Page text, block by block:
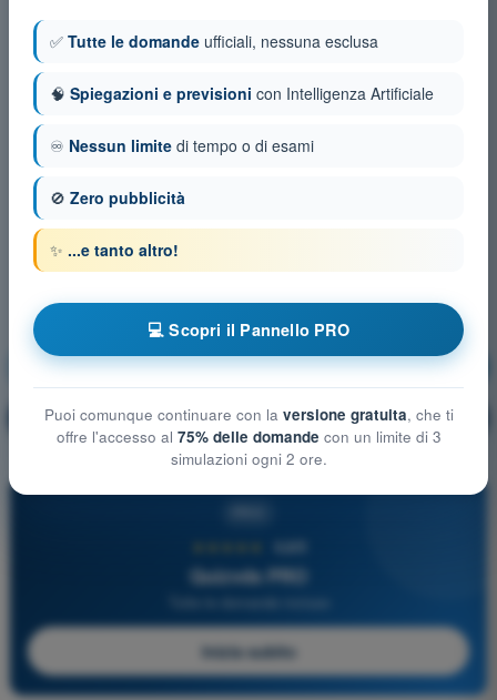
Meteorologia Allenamento!
🔒 PRO Spiegazione domanda
4,6/5
Quizvds PRO
Inizia subito
✅ Tutte le domande ufficiali, nessuna esclusa
🧠 Spiegazioni e previsioni con Intelligenza Artificiale
♾️ Nessun limite di tempo o di esami
🚫 Zero pubblicità
✨ ...e tanto altro!
💻 Scopri il Pannello PRO
Puoi comunque continuare con la versione gratuita, che ti
offre l'accesso al 75% delle domande con un limite di 3
simulazioni ogni 2 ore.